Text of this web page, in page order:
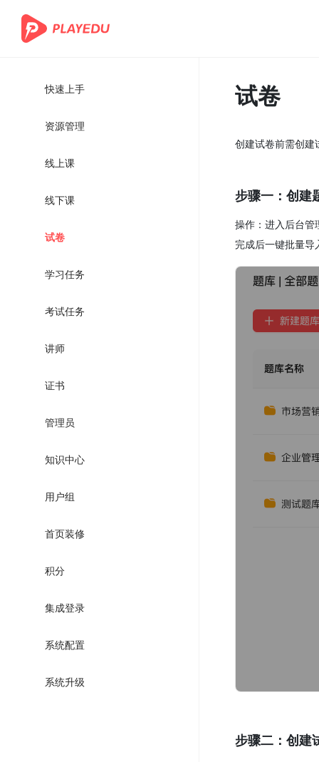
快速上手
资源管理
线上课
线下课
试卷
学习任务
考试任务
讲师
证书
管理员
知识中心
用户组
首页装修
积分
集成登录
系统配置
系统升级
试卷
创建试卷前需创建
步骤一：创建
操作：进入后台管
完成后一键批量
步骤二：创建